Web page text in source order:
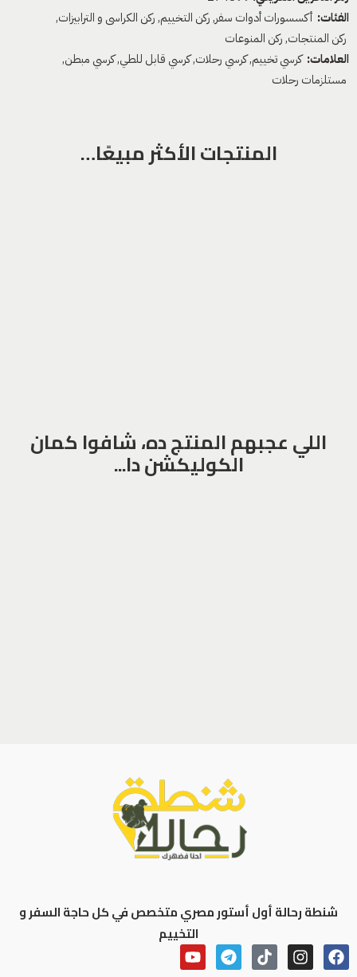
الفئات: أكسسورات أدوات سفر,ركن التخييم,ركن الكراسى و الترابيزات,
ركن المنتجات,ركن المنوعات
العلامات: كرسي تخييم,كرسي رحلات,كرسي قابل للطي,كرسي مبطن,
مستلزمات رحلات
المنتجات الأكثر مبيعًا…
اللي عجبهم المنتج ده، شافوا كمان
الكوليكشن دا...
شنطة رحالة أول أستور مصري متخصص في كل حاجة السفر و
التخييم